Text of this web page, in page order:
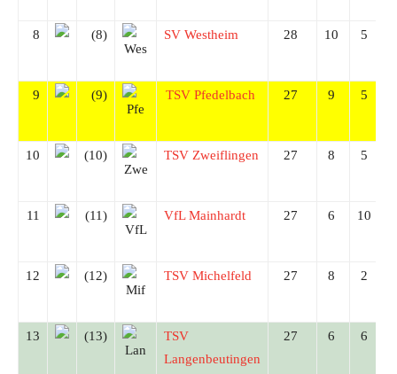
8 (8) SV Westheim 28 10 5
9 (9) TSV Pfedelbach 27 9 5
10 (10) TSV Zweiflingen 27 8 5
11 (11) VfL Mainhardt 27 6 10
12 (12) TSV Michelfeld 27 8 2
13 (13)
TSV
Langenbeutingen
27 6 6